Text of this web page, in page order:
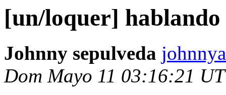
[un/loquer] hablando
Johnny sepulveda
Dom Mayo 11 03:16:21